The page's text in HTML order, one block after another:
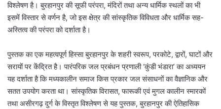
विश्लेषण है। बुरहानपुर की सूफी परंपरा, मंदिरों तथा अन्य धार्मिक स्थलों का भी
इसमें विस्तार से वर्णन है, जो इस क्षेत्र की सांस्कृतिक विविधता और धार्मिक सह-
अस्तित्व की परंपरा को दर्शाता है।
पुस्तक का एक महत्वपूर्ण हिस्सा बुरहानपुर के शहरी स्वरूप, परकोटे, द्वारों, घाटों और
सरायों पर केंद्रित है। पारंपरिक जल प्रबंधन प्रणाली ‘कुंडी भंडारा’ का अध्ययन
यह दर्शाता है कि मध्यकालीन समाज किस प्रकार जल संसाधनों का वैज्ञानिक और
सतत उपयोग करता था। सांस्कृतिक विरासत, फारूकी एवं मुगल कालीन स्मारकों
तथा असीरगढ़ दुर्ग के विस्तृत विश्लेषण से यह पुस्तक, बुरहानपुर की ऐतिहासिक